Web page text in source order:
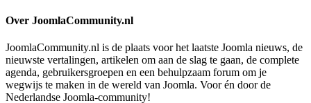
Over JoomlaCommunity.nl
JoomlaCommunity.nl is de plaats voor het laatste Joomla nieuws, de
nieuwste vertalingen, artikelen om aan de slag te gaan, de complete
agenda, gebruikersgroepen en een behulpzaam forum om je
wegwijs te maken in de wereld van Joomla. Voor én door de
Nederlandse Joomla-community!